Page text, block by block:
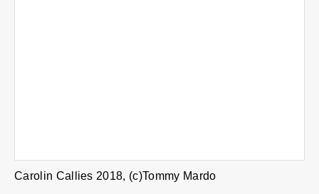
Carolin Callies 2018, (c)Tommy Mardo